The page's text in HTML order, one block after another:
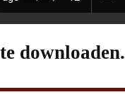
downloaden.